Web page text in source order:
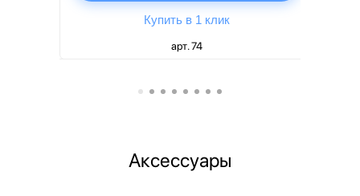
Купить в 1 клик
арт. 74
Аксессуары